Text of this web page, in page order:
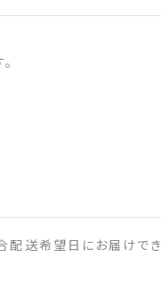
配送希望日にお届けでき